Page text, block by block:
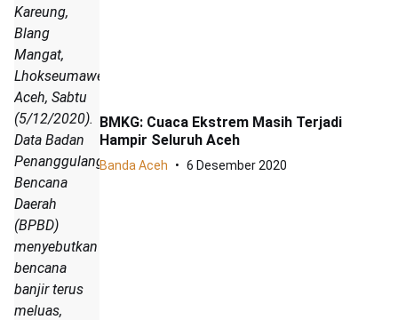
Kareung,
Blang
Mangat,
Lhokseumawe,
Aceh, Sabtu
(5/12/2020).
Data Badan
Penanggulangan
Bencana
Daerah
(BPBD)
menyebutkan
bencana
banjir terus
meluas,
BMKG: Cuaca Ekstrem Masih Terjadi
Hampir Seluruh Aceh
Banda Aceh 6 Desember 2020